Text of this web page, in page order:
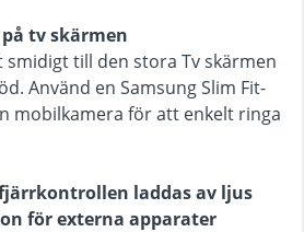
tv skärmen
smidigt till den stora Tv skärmen
Använd en Samsung Slim Fit-
mobilkamera för att enkelt ringa
laddas av ljus
för externa apparater